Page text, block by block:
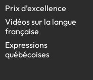
Prix d’excellence
Vidéos sur la langue
française
Expressions
québécoises